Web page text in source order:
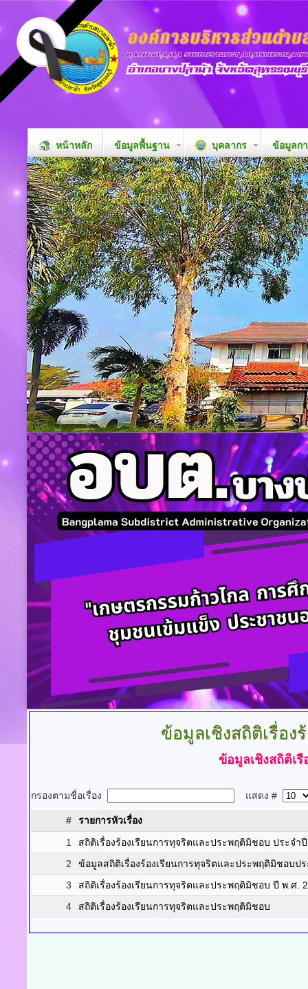
หน้าหลัก ข้อมูลพื้นฐาน บุคลากร ข้อมูลก
ข้อมูลเชิงสถิติเรื่อ
ข้อมูลเชิงสถิติเ
กรองตามชื่อเรื่อง แสดง #
#
รายการหัวเรื่อง
1
สถิติเรื่องร้องเรียนการทุจริตและประพฤติมิชอบ ประจ
2
ข้อมูลสถิติเรื่องร้องเรียนการทุจริตและประพฤติมิชอบป
3
สถิติเรื่องร้องเรียนการทุจริตและประพฤติมิชอบ ปี พ.ศ.
4
สถิติเรื่องร้องเรียนการทุจริตและประพฤติมิชอบ